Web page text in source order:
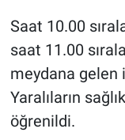
Saat 10.00
saat 11.00
meydana gelen
Yaralıların
öğrenildi.